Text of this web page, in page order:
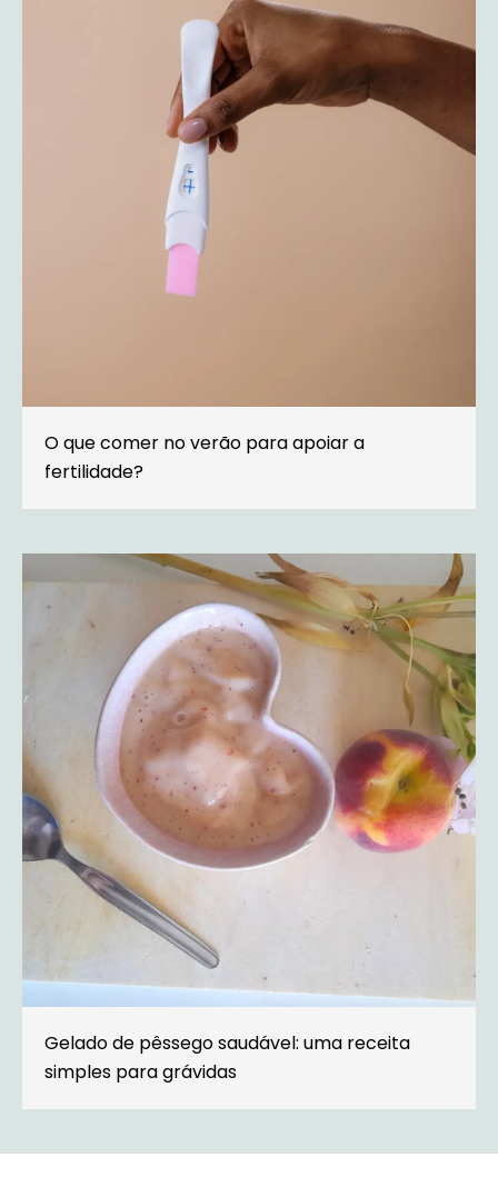
O que comer no verão para apoiar a
fertilidade?
Gelado de pêssego saudável: uma receita
simples para grávidas